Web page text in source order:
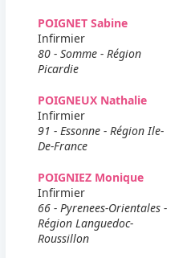
POIGNET Sabine
Infirmier
80 - Somme - Région
Picardie
POIGNEUX Nathalie
Infirmier
91 - Essonne - Région Ile-
De-France
POIGNIEZ Monique
Infirmier
66 - Pyrenees-Orientales -
Région Languedoc-
Roussillon